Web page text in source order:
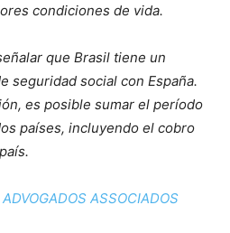
condiciones de vida.
que Brasil tiene un
seguridad social con España.
es posible sumar el período
países, incluyendo el cobro
ASSOCIADOS